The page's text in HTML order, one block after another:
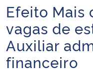
Ministério da Infraestrutura
Ministério da Agricultura,
Ministério da Educação
Início do conteúdo
Efeito Mais
vagas de
Auxiliar
financeiro